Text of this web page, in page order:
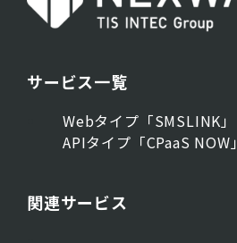
サービス一覧
Webタイプ「SMSLINK」
APIタイプ「CPaaS NOW」
関連サービス